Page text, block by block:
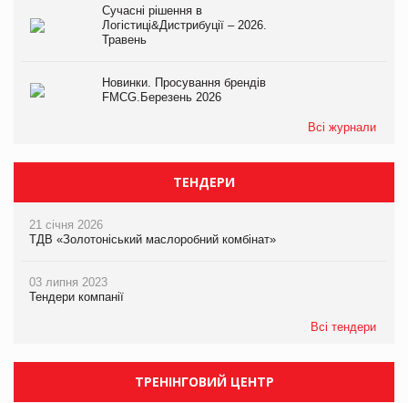
Сучасні рішення в
Логістиці&Дистрибуції – 2026.
Травень
Новинки. Просування брендів
FMCG.Березень 2026
Всі журнали
ТЕНДЕРИ
21 січня 2026
ТДВ «Золотоніський маслоробний комбінат»
03 липня 2023
Тендери компанії
Всі тендери
ТРЕНІНГОВИЙ ЦЕНТР